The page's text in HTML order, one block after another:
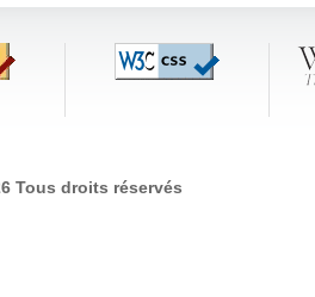
Tous droits réservés